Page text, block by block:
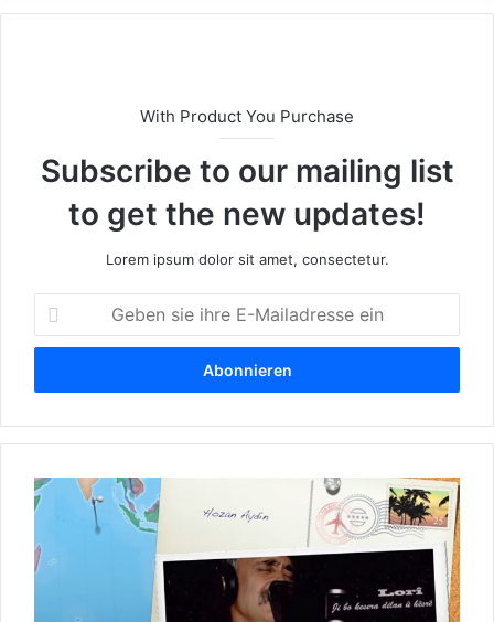
With Product You Purchase
Subscribe to our mailing list
to get the new updates!
Lorem ipsum dolor sit amet, consectetur.
b
n
i
i
h
e
H
o
a